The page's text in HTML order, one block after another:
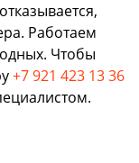
Работаем
Чтобы
+7 921 423 13 36